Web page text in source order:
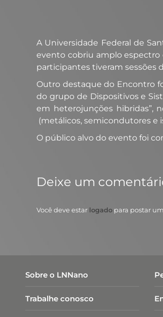
A Universidade Federal de
evento cobriu amplo espectro
participantes tiveram sessões
Outro destaque do Encontro
do grupo de Dispositivos e
em heterojunções hibridas”,
(metálicos, semicondutores e
O público alvo do evento foi
Deixe um
Você deve estar logado para postar
Sobre o LNNano
Trabalhe conosco